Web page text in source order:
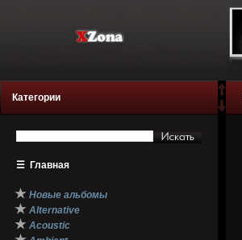
Категории
☰ Главная
★ Новые альбомы
★ Alternative
★ Acoustic